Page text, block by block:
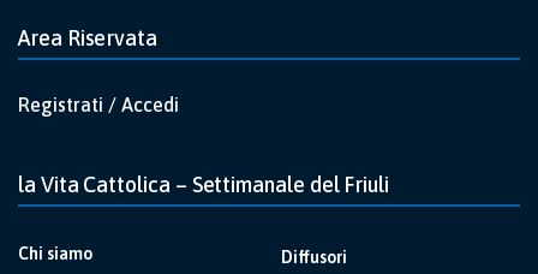
Area Riservata
Registrati / Accedi
la Vita Cattolica – Settimanale del Friuli
Chi siamo Diffusori